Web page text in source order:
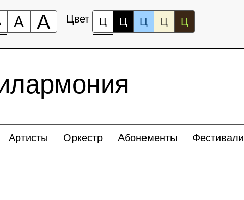
А А Цвет Ц Ц Ц Ц Ц
Артисты Оркестр Абонементы Фестивали